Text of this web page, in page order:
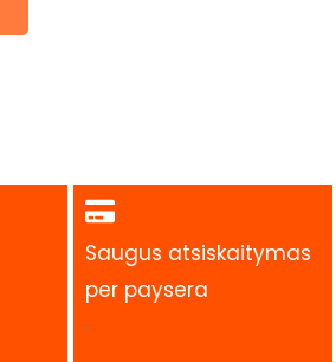
Saugus atsiskaitymas
per paysera
.